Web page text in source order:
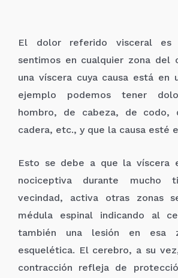
El dolor referido visceral
sentimos en cualquier zona del
una víscera cuya causa está en
ejemplo podemos tener
hombro, de cabeza, de codo,
cadera, etc., y que la causa esté
Esto se debe a que la víscera
nociceptiva durante mucho
vecindad, activa otras zonas
médula espinal indicando al
también una lesión en esa
esquelética. El cerebro, a su
contracción refleja de